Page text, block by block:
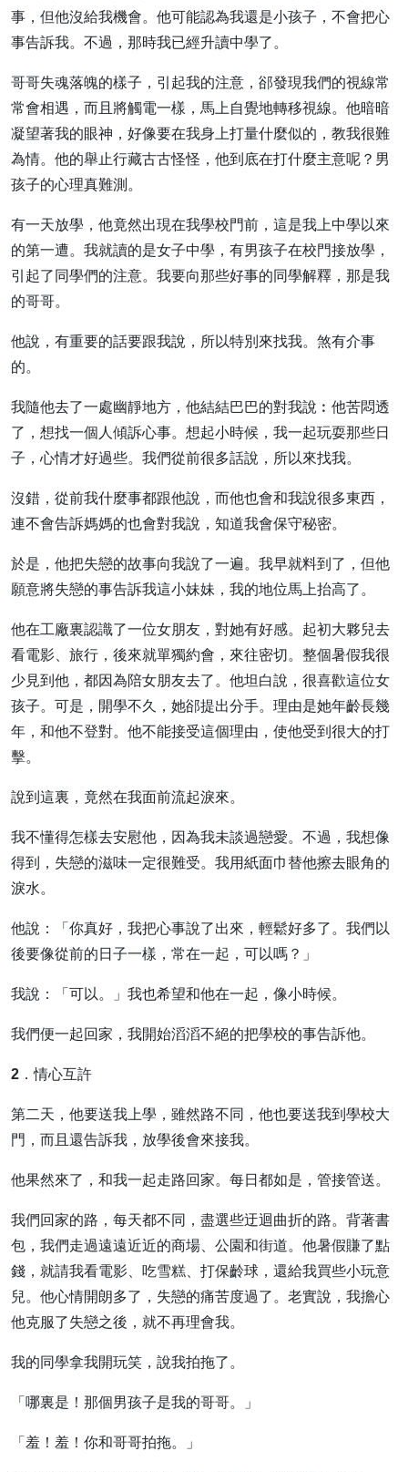
事，但他沒給我機會。他可能認為我還是小孩子，不會把心
事告訴我。不過，那時我已經升讀中學了。
哥哥失魂落魄的樣子，引起我的注意，郤發現我們的視線常
常會相遇，而且將觸電一樣，馬上自覺地轉移視線。他暗暗
凝望著我的眼神，好像要在我身上打量什麼似的，教我很難
為情。他的舉止行藏古古怪怪，他到底在打什麼主意呢？男
孩子的心理真難測。
有一天放學，他竟然出現在我學校門前，這是我上中學以來
的第一遭。我就讀的是女子中學，有男孩子在校門接放學，
引起了同學們的注意。我要向那些好事的同學解釋，那是我
的哥哥。
他說，有重要的話要跟我說，所以特別來找我。煞有介事
的。
我隨他去了一處幽靜地方，他結結巴巴的對我說︰他苦悶透
了，想找一個人傾訴心事。想起小時候，我一起玩耍那些日
子，心情才好過些。我們從前很多話說，所以來找我。
沒錯，從前我什麼事都跟他說，而他也會和我說很多東西，
連不會告訴媽媽的也會對我說，知道我會保守秘密。
於是，他把失戀的故事向我說了一遍。我早就料到了，但他
願意將失戀的事告訴我這小妹妹，我的地位馬上抬高了。
他在工廠裏認識了一位女朋友，對她有好感。起初大夥兒去
看電影、旅行，後來就單獨約會，來往密切。整個暑假我很
少見到他，都因為陪女朋友去了。他坦白說，很喜歡這位女
孩子。可是，開學不久，她郤提出分手。理由是她年齡長幾
年，和他不登對。他不能接受這個理由，使他受到很大的打
擊。
說到這裏，竟然在我面前流起淚來。
我不懂得怎樣去安慰他，因為我未談過戀愛。不過，我想像
得到，失戀的滋味一定很難受。我用紙面巾替他擦去眼角的
淚水。
他說：「你真好，我把心事說了出來，輕鬆好多了。我們以
後要像從前的日子一樣，常在一起，可以嗎？」
我說：「可以。」我也希望和他在一起，像小時候。
我們便一起回家，我開始滔滔不絕的把學校的事告訴他。
2．情心互許
第二天，他要送我上學，雖然路不同，他也要送我到學校大
門，而且還告訴我，放學後會來接我。
他果然來了，和我一起走路回家。每日都如是，管接管送。
我們回家的路，每天都不同，盡選些迂迴曲折的路。背著書
包，我們走過遠遠近近的商場、公園和街道。他暑假賺了點
錢，就請我看電影、吃雪糕、打保齡球，還給我買些小玩意
兒。他心情開朗多了，失戀的痛苦度過了。老實說，我擔心
他克服了失戀之後，就不再理會我。
我的同學拿我開玩笑，說我拍拖了。
「哪裏是！那個男孩子是我的哥哥。」
「羞！羞！你和哥哥拍拖。」